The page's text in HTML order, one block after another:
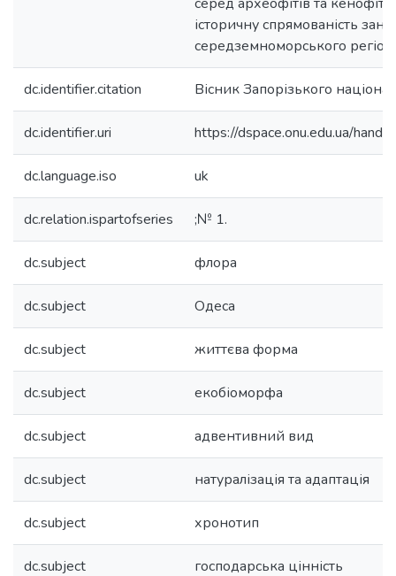
історичну спрямованість
середземноморського
dc.identifier.citation Вісник Запорізького
dc.identifier.uri https://dspace.onu.edu.ua/
dc.language.iso uk
dc.relation.ispartofseries ;№ 1.
dc.subject флора
dc.subject Одеса
dc.subject життєва форма
dc.subject екобіоморфа
dc.subject адвентивний вид
dc.subject натуралізація та адаптація
dc.subject хронотип
dc.subject господарська цінність